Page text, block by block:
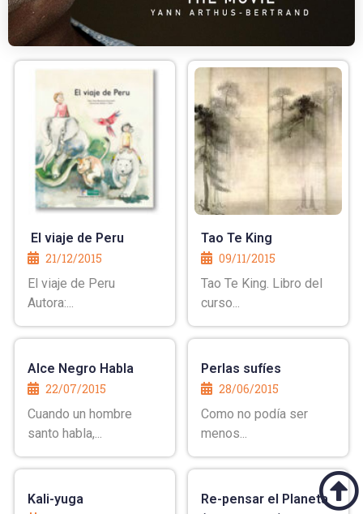
El viaje de Peru
21/12/2015
El viaje de Peru
Autora:...
Tao Te King
09/11/2015
Tao Te King. Libro del
curso...
Alce Negro Habla
22/07/2015
Cuando un hombre
santo habla,...
Perlas sufíes
28/06/2015
Como no podía ser
menos...
Kali-yuga
Re-pensar el Planeta